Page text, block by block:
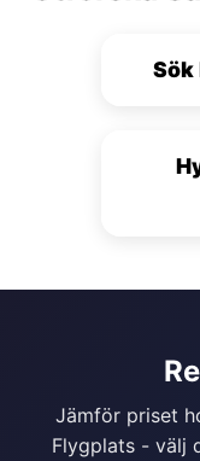
Sök
Jämför priset
Flygplats - välj